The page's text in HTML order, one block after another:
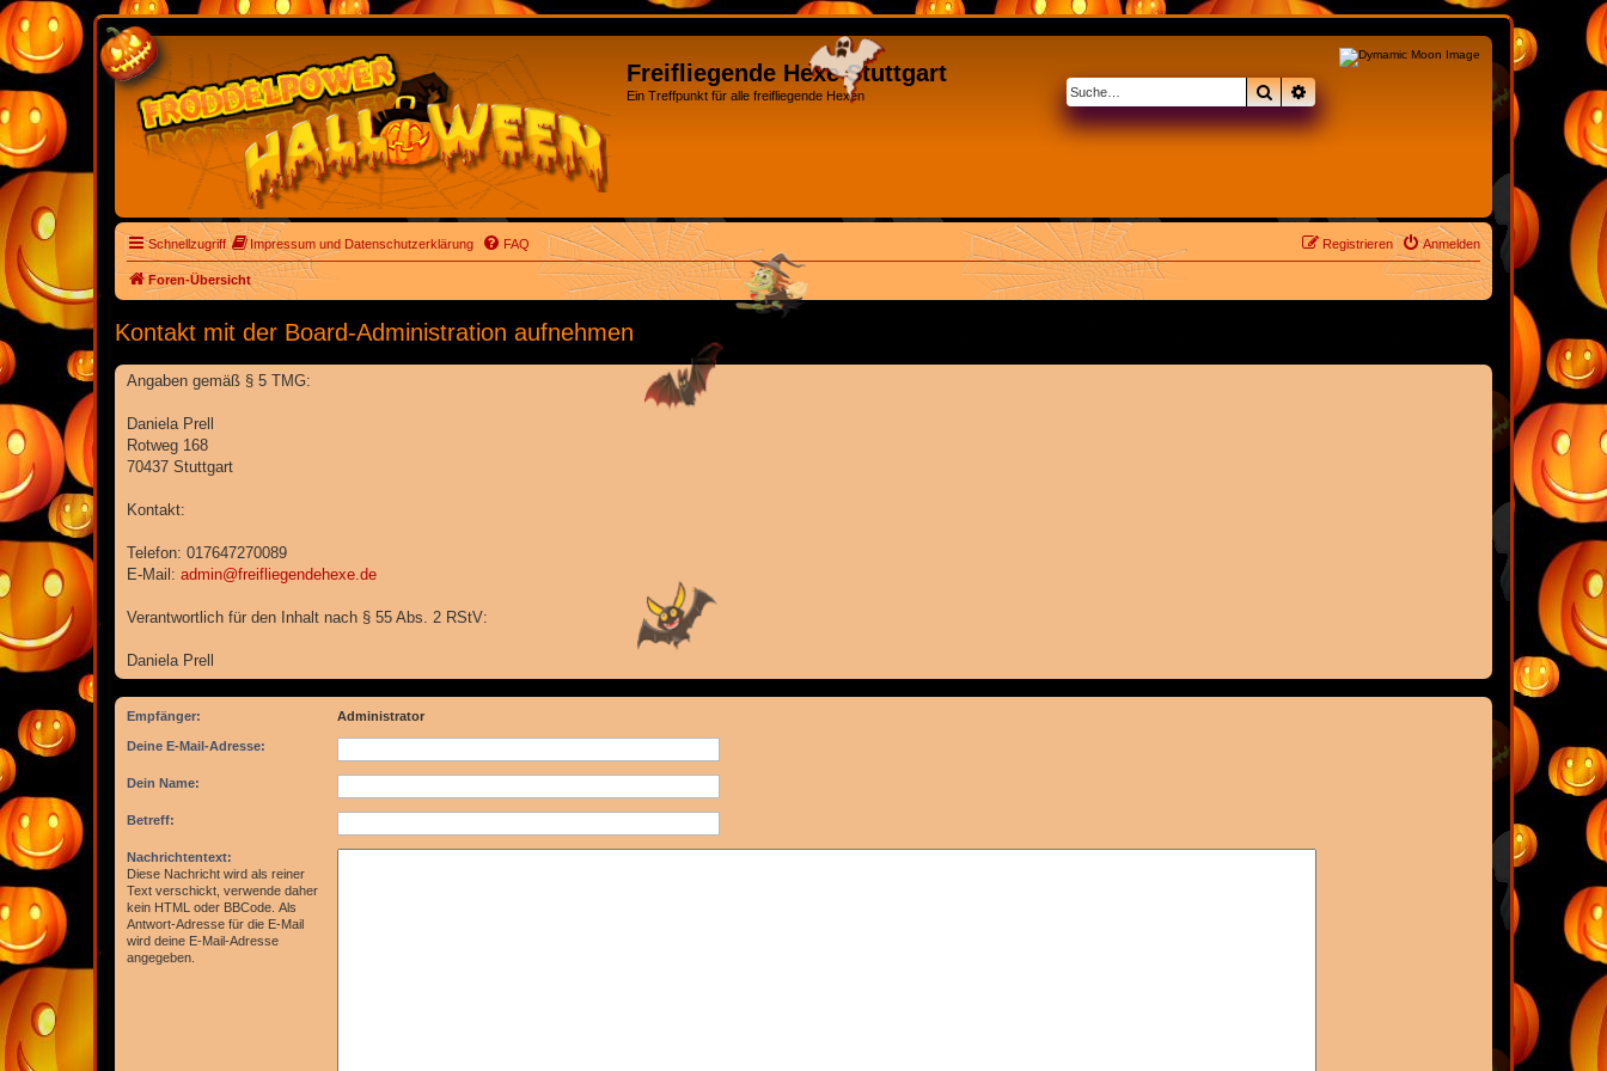
Freifliegende Hexe Stuttgart
Ein Treffpunkt für alle freifliegende Hexen SucheErweiterte Suche
Schnellzugriff Impressum und Datenschutzerklärung FAQ Anmelden
Registrieren
Foren-Übersicht
Kontakt mit der Board-Administration aufnehmen
Angaben gemäß § 5 TMG:
Daniela Prell
Rotweg 168
70437 Stuttgart
Kontakt:
Telefon: 017647270089
E-Mail: admin@freifliegendehexe.de
Verantwortlich für den Inhalt nach § 55 Abs. 2 RStV:
Daniela Prell
Empfänger: Administrator
Deine E-Mail-Adresse:
Dein Name:
Betreff:
Nachrichtentext:
Diese Nachricht wird als reiner
Text verschickt, verwende daher
kein HTML oder BBCode. Als
Antwort-Adresse für die E-Mail
wird deine E-Mail-Adresse
angegeben.